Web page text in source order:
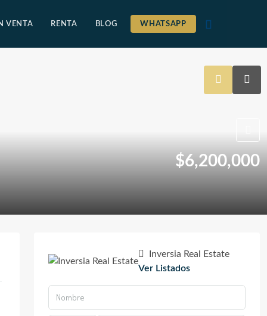
VENTA RENTA BLOG WHATSAPP
$6,200,000
Inversia Real Estate
Ver Listados